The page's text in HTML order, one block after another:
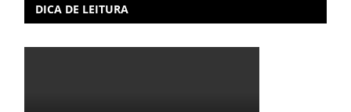
DICA DE LEITURA